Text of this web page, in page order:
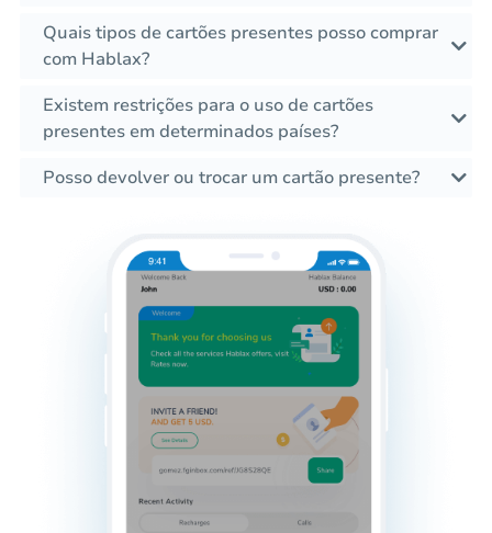
Quais tipos de cartões presentes posso comprar
com Hablax?
Existem restrições para o uso de cartões
presentes em determinados países?
Posso devolver ou trocar um cartão presente?